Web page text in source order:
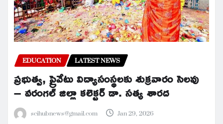
EDUCATION LATEST NEWS
ప్రభుత్వ, ప్రైవేటు విద్యాసంస్థలకు శుక్రవారం సెలవు
– వరంగల్ జిల్లా కలెక్టర్ డా. సత్య శారద
scihubnews@gmail.com Jan 29, 2026